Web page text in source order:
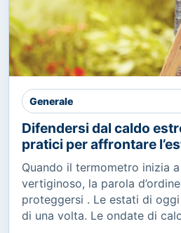
Generale
Difendersi dal caldo
pratici per affrontare
Quando il termometro inizia
vertiginoso, la parola
proteggersi . Le estati di
di una volta. Le ondate di